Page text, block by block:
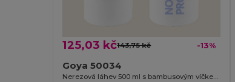
125,03 kč143,75 kč -13%
Goya 50034
Nerezová láhev 500 ml s bambusovým víčkem ML